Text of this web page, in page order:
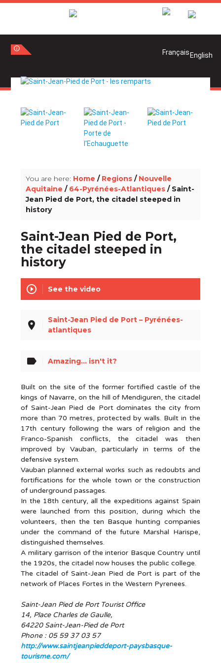
info_outline
You are here: Home / Regions / Nouvelle
Aquitaine / 64-Pyrénées-Atlantiques / Saint-
Jean Pied de Port, the citadel steeped in
history
Saint-Jean Pied de Port,
the citadel steeped in
history
play_circle_outline See the video
place
Saint-Jean Pied de Port – Pyrénées-
atlantiques
label Amazing... isn't it?
Built on the site of the former fortified castle of the
kings of Navarre, on the hill of Mendiguren, the citadel
of Saint-Jean Pied de Port dominates the city from
more than 70 metres, protected by walls. Built in the
17th century following the wars of religion and the
Franco-Spanish conflicts, the citadel was then
improved by Vauban, particularly in terms of the
defensive system.
Vauban planned external works such as redoubts and
fortifications for the whole town or the construction
of underground passages.
In the 18th century, all the expeditions against Spain
were launched from this position, during which the
volunteers, then the ten Basque hunting companies
under the command of the future Marshal Harispe,
distinguished themselves.
A military garrison of the interior Basque Country until
the 1920s, the citadel now houses the public college.
The citadel of Saint-Jean Pied de Port is part of the
network of Places Fortes in the Western Pyrenees.
Saint-Jean Pied de Port Tourist Office
14, Place Charles de Gaulle,
64220 Saint-Jean-Pied de Port
Phone : 05 59 37 03 57
http://www.saintjeanpieddeport-paysbasque-
tourisme.com/